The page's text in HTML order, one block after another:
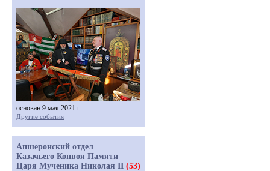
основан 9 мая 2021 г.
Другие события
Апшеронский отдел
Казачьего Конвоя Памяти
Царя Мученика Николая II (53)